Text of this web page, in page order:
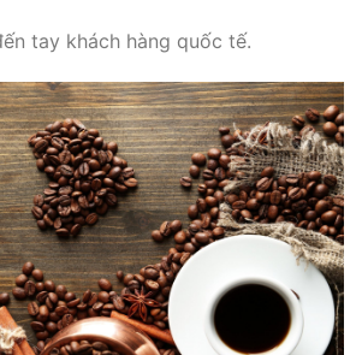
tay khách hàng quốc tế.